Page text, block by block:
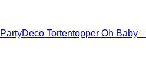
PartyDeco Tortentopper Oh Baby